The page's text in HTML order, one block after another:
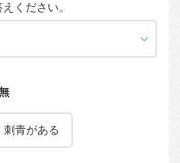
ください。
刺青がある